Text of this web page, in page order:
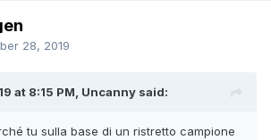
28, 2019
at 8:15 PM, Uncanny said:
tu sulla base di un ristretto campione